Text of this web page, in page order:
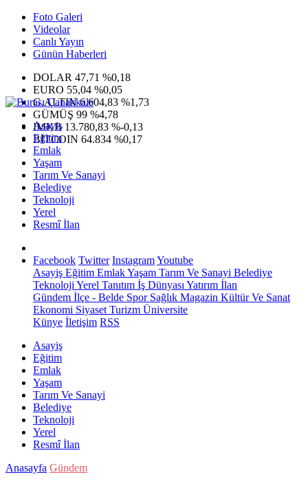
Foto Galeri
Videolar
Canlı Yayın
Günün Haberleri
DOLAR 47,71 %0,18
EURO 55,04 %0,05
G.ALTIN6.604,83 %1,73
GÜMÜŞ 99 %4,78
IMKB 13.780,83 %-0,13
BITCOIN 64.834 %0,17
Asayiş
Eğitim
Emlak
Yaşam
Tarım Ve Sanayi
Belediye
Teknoloji
Yerel
Resmî İlan
Facebook Twitter InstagramYoutube
Asayiş Eğitim EmlakYaşam Tarım Ve Sanayi Belediye
Teknoloji Yerel Tanıtım İş Dünyası Yatırım İlan
Gündem İlçe - Belde SporSağlık Magazin Kültür Ve Sanat
Ekonomi Siyaset Turizm Üniversite
Künye İletişim RSS
Asayiş
Eğitim
Emlak
Yaşam
Tarım Ve Sanayi
Belediye
Teknoloji
Yerel
Resmî İlan
Anasayfa Gündem